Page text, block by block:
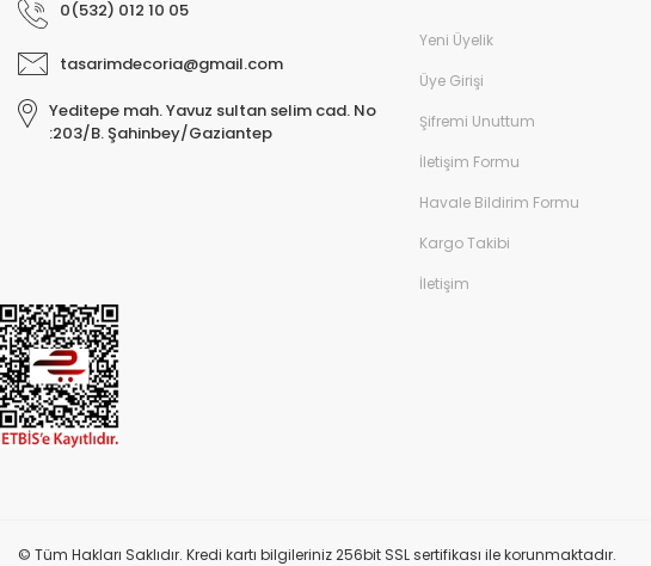
0(532) 012 10 05
tasarimdecoria@gmail.com
Yeditepe mah. Yavuz sultan selim cad. No
:203/B. Şahinbey/Gaziantep
Yeni Üyelik
Üye Girişi
Şifremi Unuttum
İletişim Formu
Havale Bildirim Formu
Kargo Takibi
İletişim
© Tüm Hakları Saklıdır. Kredi kartı bilgileriniz 256bit SSL sertifikası ile korunmaktadır.